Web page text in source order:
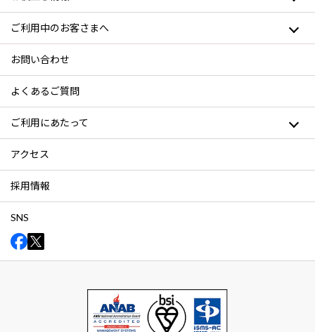
ご利用中のお客さまへ
お問い合わせ
よくあるご質問
ご利用にあたって
アクセス
採用情報
SNS